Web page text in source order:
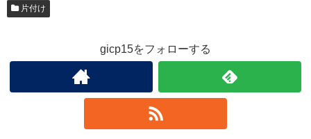
片付け
gicp15をフォローする